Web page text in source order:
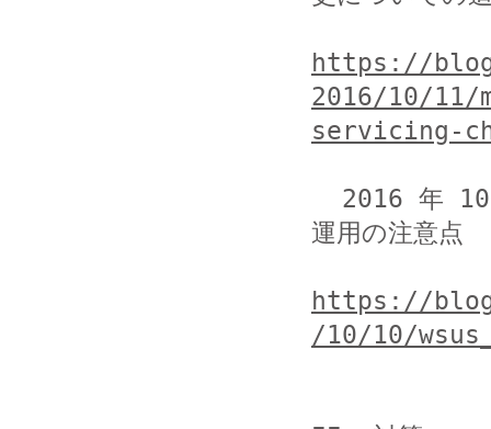
https://
2016/10/11/
servicing-
運用の注意点
https://
/10/10/